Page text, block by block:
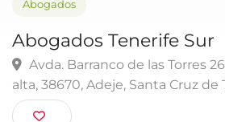
Abogados Tenerife
Avda. Barranco de las Torres
alta, 38670, Adeje, Santa Cruz